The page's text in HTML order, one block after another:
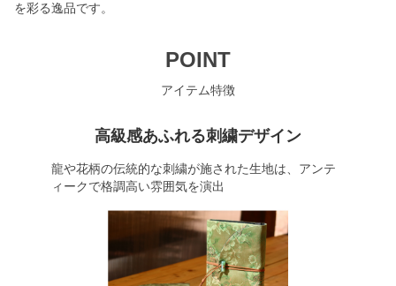
を彩る逸品です。
POINT
アイテム特徴
高級感あふれる刺繍デザイン
龍や花柄の伝統的な刺繍が施された生地は、アンテ
ィークで格調高い雰囲気を演出